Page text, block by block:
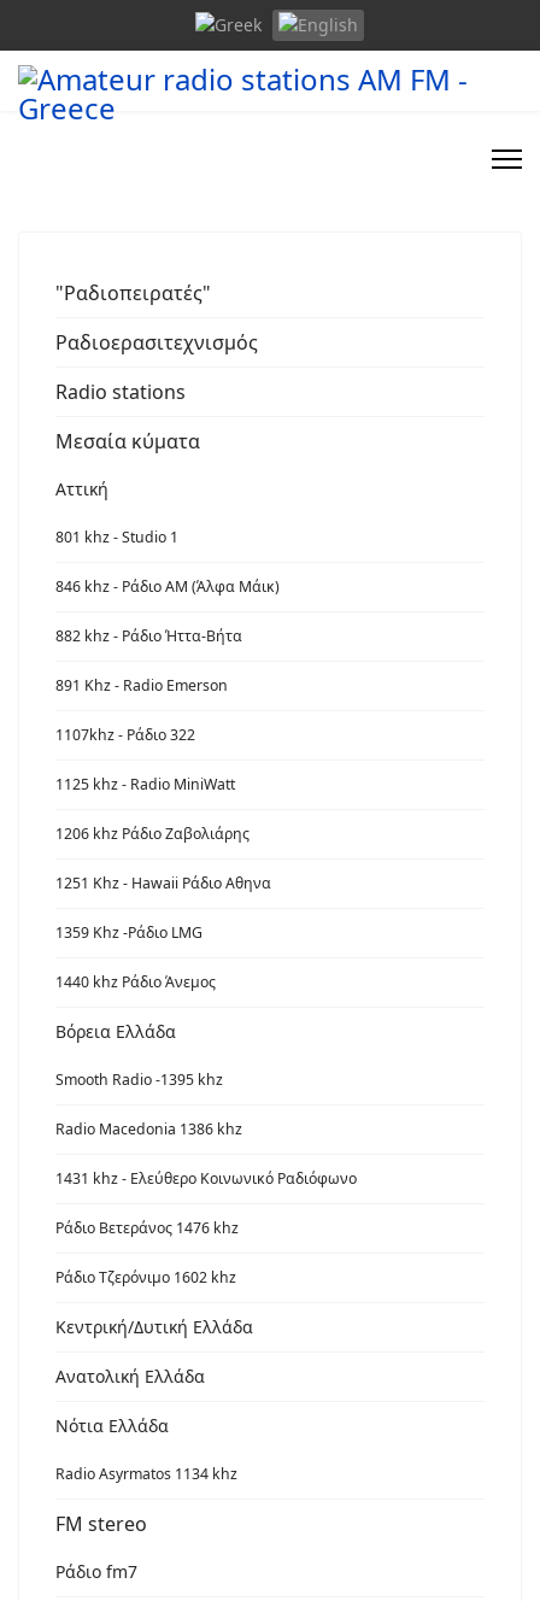
"Ραδιοπειρατές"
Ραδιοερασιτεχνισμός
Radio stations
Μεσαία κύματα
Αττική
801 khz - Studio 1
846 khz - Ράδιο ΑΜ (Άλφα Μάικ)
882 khz - Ράδιο Ήττα-Βήτα
891 Khz - Radio Emerson
1107khz - Ράδιο 322
1125 khz - Radio MiniWatt
1206 khz Ράδιο Ζαβολιάρης
1251 Khz - Hawaii Ράδιο Αθηνα
1359 Khz -Ράδιο LMG
1440 khz Ράδιο Άνεμος
Βόρεια Ελλάδα
Smooth Radio -1395 khz
Radio Macedonia 1386 khz
1431 khz - Ελεύθερο Κοινωνικό Ραδιόφωνο
Ράδιο Βετεράνος 1476 khz
Ράδιο Τζερόνιμο 1602 khz
Κεντρική/Δυτική Ελλάδα
Ανατολική Ελλάδα
Νότια Ελλάδα
Radio Asyrmatos 1134 khz
FM stereo
Ράδιο fm7